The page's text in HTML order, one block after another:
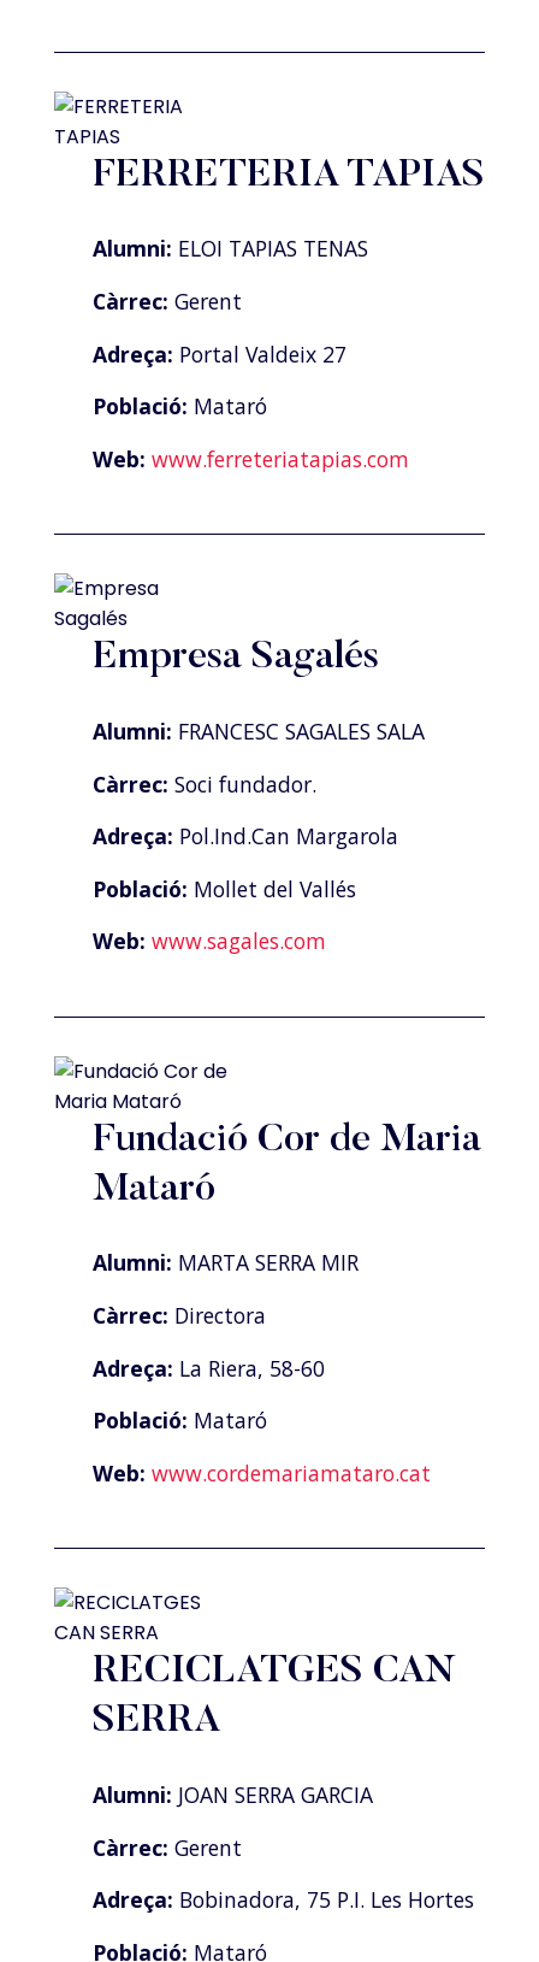
FERRETERIA TAPIAS
Alumni: ELOI TAPIAS TENAS
Càrrec: Gerent
Adreça: Portal Valdeix 27
Població: Mataró
Web: www.ferreteriatapias.com
Empresa Sagalés
Alumni: FRANCESC SAGALES SALA
Càrrec: Soci fundador.
Adreça: Pol.Ind.Can Margarola
Població: Mollet del Vallés
Web: www.sagales.com
Fundació Cor de Maria
Mataró
Alumni: MARTA SERRA MIR
Càrrec: Directora
Adreça: La Riera, 58-60
Població: Mataró
Web: www.cordemariamataro.cat
RECICLATGES CAN
SERRA
Alumni: JOAN SERRA GARCIA
Càrrec: Gerent
Adreça: Bobinadora, 75 P.I. Les Hortes
Població: Mataró